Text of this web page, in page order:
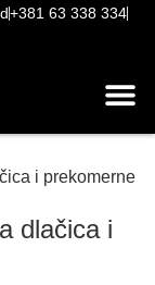
+381 63 338 334
i prekomerne
dlačica i